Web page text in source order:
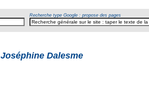
Recherche type Google : propose des pages
Joséphine Dalesme